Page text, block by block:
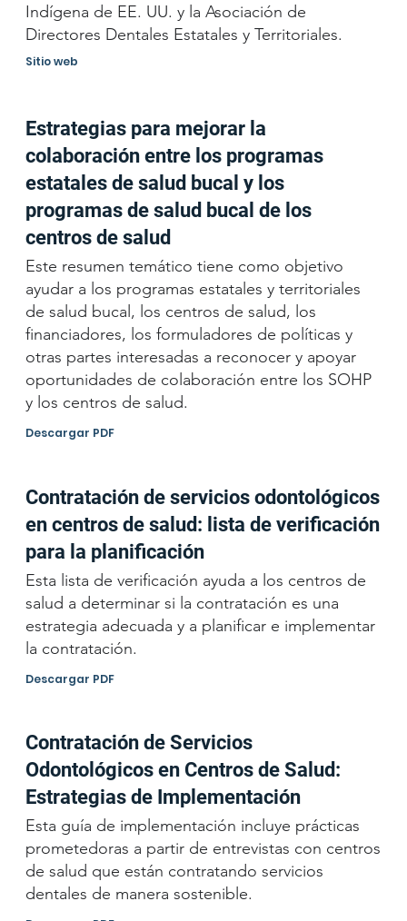
Indígena de EE. UU. y la Asociación de
Directores Dentales Estatales y Territoriales.
Sitio web
Estrategias para mejorar la
colaboración entre los programas
estatales de salud bucal y los
programas de salud bucal de los
centros de salud
Este resumen temático tiene como objetivo
ayudar a los programas estatales y territoriales
de salud bucal, los centros de salud, los
financiadores, los formuladores de políticas y
otras partes interesadas a reconocer y apoyar
oportunidades de colaboración entre los SOHP
y los centros de salud.
Descargar PDF
Contratación de servicios odontológicos
en centros de salud: lista de verificación
para la planificación
Esta lista de verificación ayuda a los centros de
salud a determinar si la contratación es una
estrategia adecuada y a planificar e implementar
la contratación.
Descargar PDF
Contratación de Servicios
Odontológicos en Centros de Salud:
Estrategias de Implementación
Esta guía de implementación incluye prácticas
prometedoras a partir de entrevistas con centros
de salud que están contratando servicios
dentales de manera sostenible.